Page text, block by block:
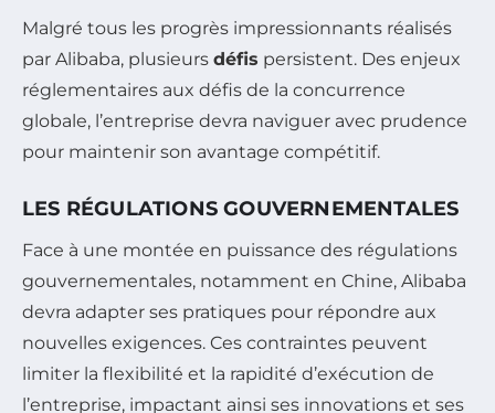
Malgré tous les progrès impressionnants réalisés
par Alibaba, plusieurs défis persistent. Des enjeux
réglementaires aux défis de la concurrence
globale, l’entreprise devra naviguer avec prudence
pour maintenir son avantage compétitif.
LES RÉGULATIONS GOUVERNEMENTALES
Face à une montée en puissance des régulations
gouvernementales, notamment en Chine, Alibaba
devra adapter ses pratiques pour répondre aux
nouvelles exigences. Ces contraintes peuvent
limiter la flexibilité et la rapidité d’exécution de
l’entreprise, impactant ainsi ses innovations et ses